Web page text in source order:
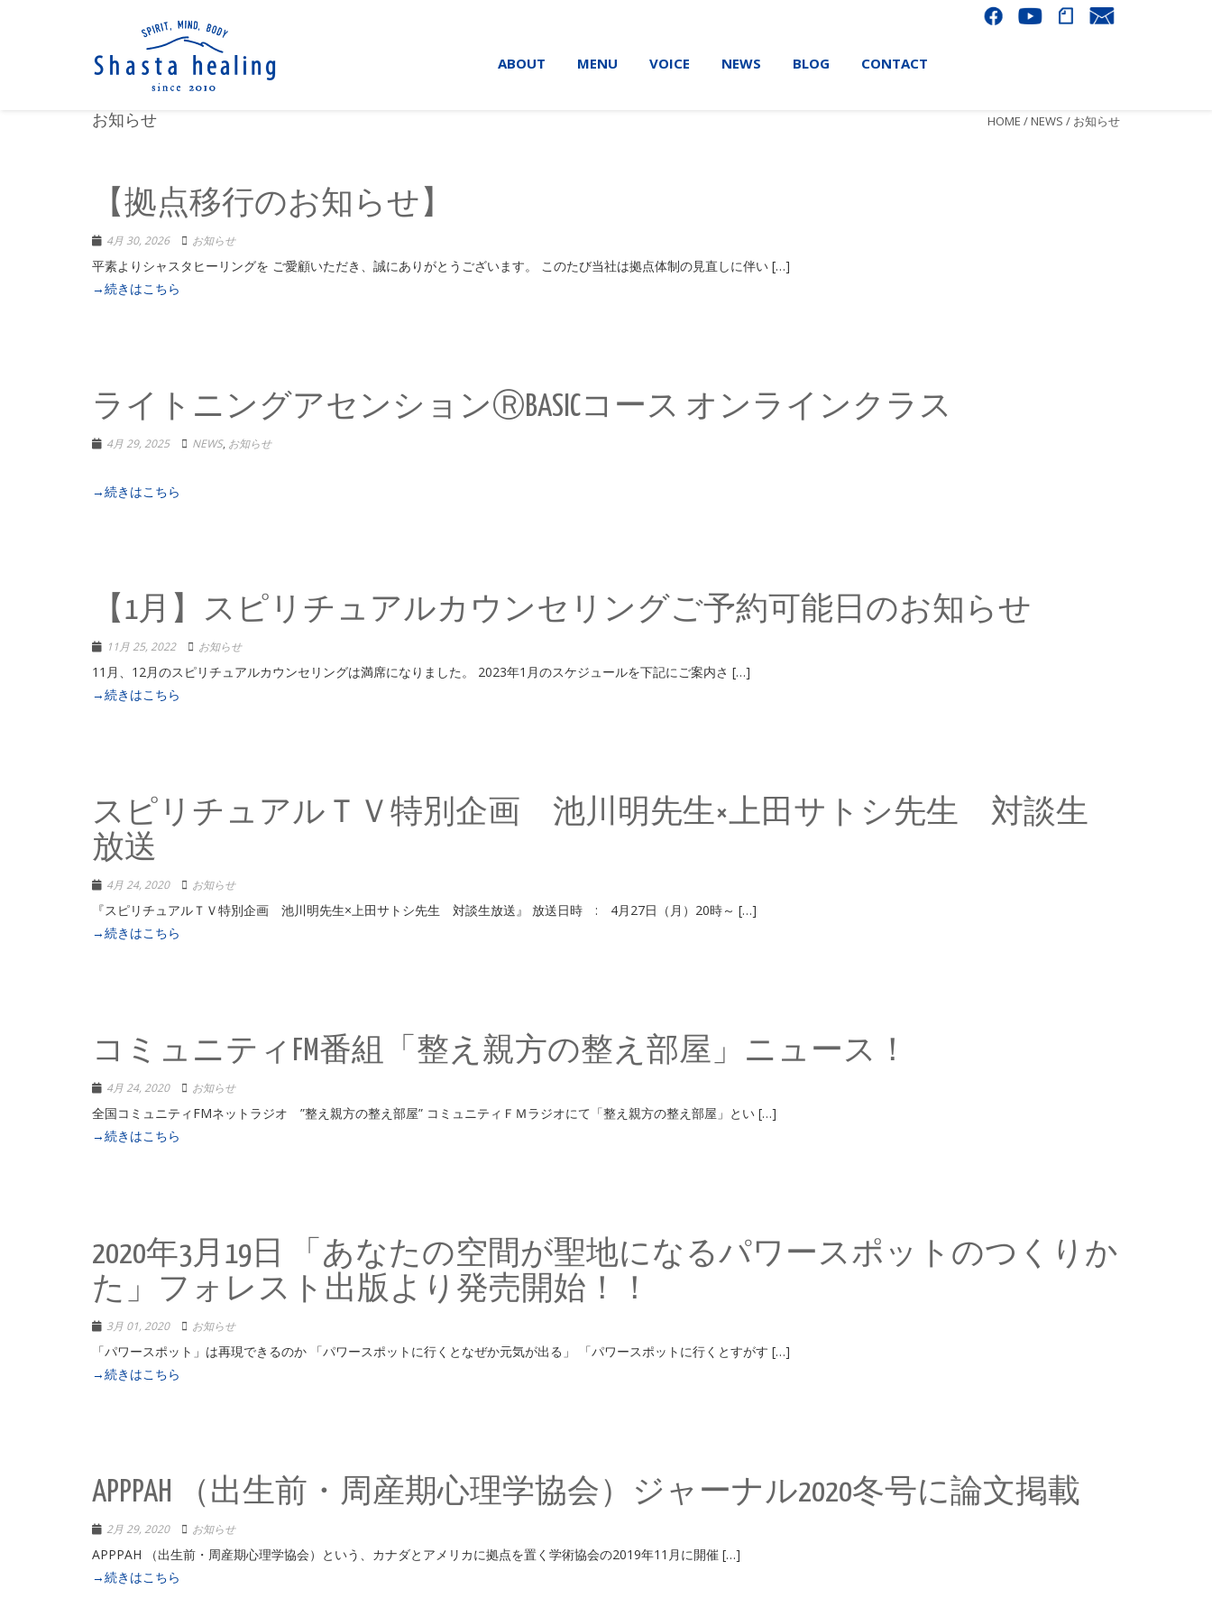
ABOUT MENU VOICE NEWS BLOG CONTACT
お知らせ HOME /NEWS / お知らせ
【拠点移行のお知らせ】
4月 30, 2026 お知らせ
平素よりシャスタヒーリングを ご愛顧いただき、誠にありがとうございます。 このたび当社は拠点体制の見直しに伴い […]
→続きはこちら
ライトニングアセンションⓇBASICコース オンラインクラス
4月 29, 2025 NEWS, お知らせ
→続きはこちら
【1月】スピリチュアルカウンセリングご予約可能日のお知らせ
11月 25, 2022 お知らせ
11月、12月のスピリチュアルカウンセリングは満席になりました。 2023年1月のスケジュールを下記にご案内さ […]
→続きはこちら
スピリチュアルＴＶ特別企画 池川明先生×上田サトシ先生 対談生
放送
4月 24, 2020 お知らせ
『スピリチュアルＴＶ特別企画 池川明先生×上田サトシ先生 対談生放送』 放送日時 : 4月27日（月）20時～ […]
→続きはこちら
コミュニティFM番組「整え親方の整え部屋」ニュース！
4月 24, 2020 お知らせ
全国コミュニティFMネットラジオ ”整え親方の整え部屋” コミュニティＦＭラジオにて「整え親方の整え部屋」とい […]
→続きはこちら
2020年3月19日 「あなたの空間が聖地になるパワースポットのつくりか
た」フォレスト出版より発売開始！！
3月 01, 2020 お知らせ
「パワースポット」は再現できるのか 「パワースポットに行くとなぜか元気が出る」 「パワースポットに行くとすがす […]
→続きはこちら
APPPAH （出生前・周産期心理学協会）ジャーナル2020冬号に論文掲載
2月 29, 2020 お知らせ
APPPAH （出生前・周産期心理学協会）という、カナダとアメリカに拠点を置く学術協会の2019年11月に開催 […]
→続きはこちら